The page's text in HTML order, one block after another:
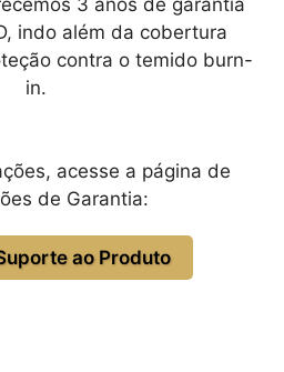
indo além da cobertura
contra o temido burn-
in.
acesse a página de
de Garantia:
ao Produto